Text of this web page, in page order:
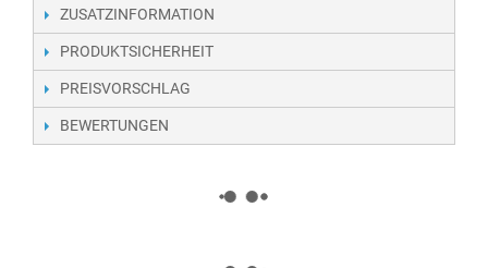
ZUSATZINFORMATION
PRODUKTSICHERHEIT
PREISVORSCHLAG
BEWERTUNGEN